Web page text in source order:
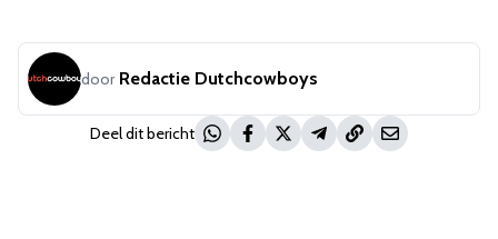
door Redactie Dutchcowboys
Deel dit bericht